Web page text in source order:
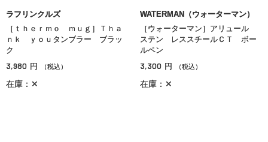
ラフリンクルズ
［ｔｈｅｒｍｏ ｍｕｇ］Ｔｈａ
ｎｋ ｙｏｕタンブラー ブラッ
ク
3,980 円 （税込）
在庫：✕
WATERMAN（ウォーターマン）
［ウォーターマン］アリュール
ステン レススチールＣＴ ボー
ルペン
3,300 円 （税込）
在庫：✕